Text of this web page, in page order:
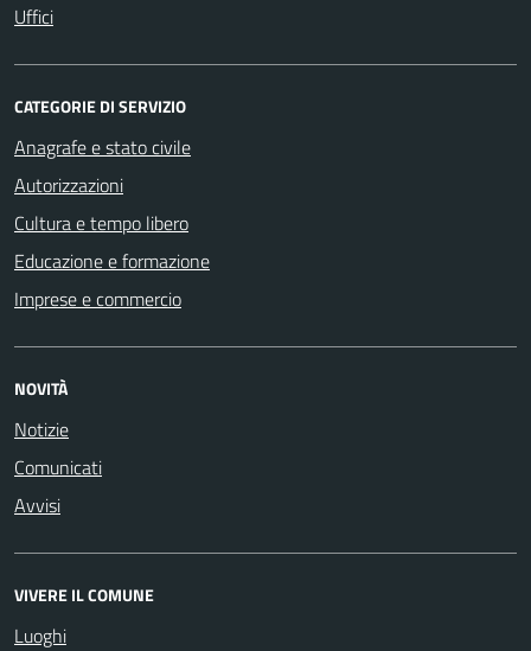
Uffici
CATEGORIE DI SERVIZIO
Anagrafe e stato civile
Autorizzazioni
Cultura e tempo libero
Educazione e formazione
Imprese e commercio
NOVITÀ
Notizie
Comunicati
Avvisi
VIVERE IL COMUNE
Luoghi